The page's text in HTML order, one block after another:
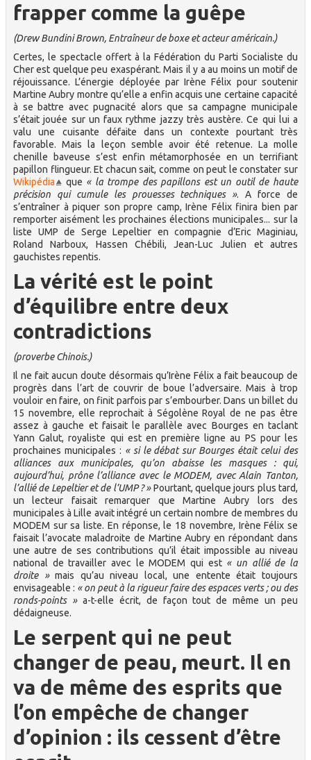
frapper comme la guêpe
(Drew Bundini Brown, Entraîneur de boxe et acteur américain.)
Certes, le spectacle offert à la Fédération du Parti Socialiste du
Cher est quelque peu exaspérant. Mais il y a au moins un motif de
réjouissance. L’énergie déployée par Irène Félix pour soutenir
Martine Aubry montre qu’elle a enfin acquis une certaine capacité
à se battre avec pugnacité alors que sa campagne municipale
s’était jouée sur un faux rythme jazzy très austère. Ce qui lui a
valu une cuisante défaite dans un contexte pourtant très
favorable. Mais la leçon semble avoir été retenue. La molle
chenille baveuse s’est enfin métamorphosée en un terrifiant
papillon flingueur. Et chacun sait, comme on peut le constater sur
Wikipédia
que « la trompe des papillons est un outil de haute
précision qui cumule les prouesses techniques ». A force de
s’entraîner à piquer son propre camp, Irène Félix finira bien par
remporter aisément les prochaines élections municipales... sur la
liste UMP de Serge Lepeltier en compagnie d’Eric Maginiau,
Roland Narboux, Hassen Chébili, Jean-Luc Julien et autres
gauchistes repentis.
La vérité est le point
d’équilibre entre deux
contradictions
(proverbe Chinois.)
Il ne fait aucun doute désormais qu’Irène Félix a fait beaucoup de
progrès dans l’art de couvrir de boue l’adversaire. Mais à trop
vouloir en faire, on finit parfois par s’embourber. Dans un billet du
15 novembre, elle reprochait à Ségolène Royal de ne pas être
assez à gauche et faisait le parallèle avec Bourges en taclant
Yann Galut, royaliste qui est en première ligne au PS pour les
prochaines municipales : « si le débat sur Bourges était celui des
alliances aux municipales, qu’on abaisse les masques : qui,
aujourd’hui, prône l’alliance avec le MODEM, avec Alain Tanton,
l’allié de Lepeltier et de l’UMP ? »Pourtant, quelque jours plus tard,
un lecteur faisait remarquer que Martine Aubry lors des
municipales à Lille avait intégré un certain nombre de membres du
MODEM sur sa liste. En réponse, le 18 novembre, Irène Félix se
faisait l’avocate maladroite de Martine Aubry en répondant dans
une autre de ses contributions qu’il était impossible au niveau
national de travailler avec le MODEM qui est « un allié de la
droite »mais qu’au niveau local, une entente était toujours
envisageable : « on peut à la rigueur faire des espaces verts ; ou des
ronds-points »a-t-elle écrit, de façon tout de même un peu
dédaigneuse.
Le serpent qui ne peut
changer de peau, meurt. Il en
va de même des esprits que
l’on empêche de changer
d’opinion : ils cessent d’être